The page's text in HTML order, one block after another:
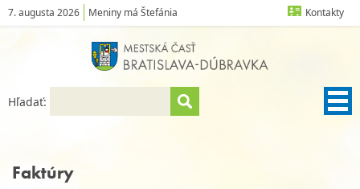
7. augusta 2026 Meniny má Štefánia Kontakty
Hľadať:
Faktúry